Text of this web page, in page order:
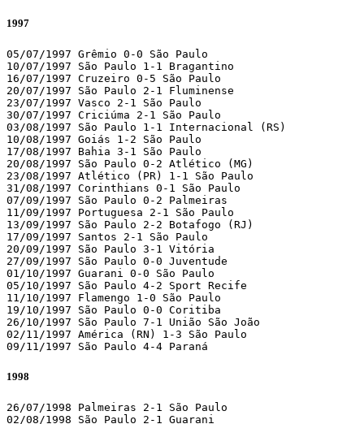
1997
05/07/1997 Grêmio 0-0 São Paulo
10/07/1997 São Paulo 1-1 Bragantino
16/07/1997 Cruzeiro 0-5 São Paulo
20/07/1997 São Paulo 2-1 Fluminense
23/07/1997 Vasco 2-1 São Paulo
30/07/1997 Criciúma 2-1 São Paulo
03/08/1997 São Paulo 1-1 Internacional (RS)
10/08/1997 Goiás 1-2 São Paulo
17/08/1997 Bahia 3-1 São Paulo
20/08/1997 São Paulo 0-2 Atlético (MG)
23/08/1997 Atlético (PR) 1-1 São Paulo
31/08/1997 Corinthians 0-1 São Paulo
07/09/1997 São Paulo 0-2 Palmeiras
11/09/1997 Portuguesa 2-1 São Paulo
13/09/1997 São Paulo 2-2 Botafogo (RJ)
17/09/1997 Santos 2-1 São Paulo
20/09/1997 São Paulo 3-1 Vitória
27/09/1997 São Paulo 0-0 Juventude
01/10/1997 Guarani 0-0 São Paulo
05/10/1997 São Paulo 4-2 Sport Recife
11/10/1997 Flamengo 1-0 São Paulo
19/10/1997 São Paulo 0-0 Coritiba
26/10/1997 São Paulo 7-1 União São João
02/11/1997 América (RN) 1-3 São Paulo
09/11/1997 São Paulo 4-4 Paraná
1998
26/07/1998 Palmeiras 2-1 São Paulo
02/08/1998 São Paulo 2-1 Guarani